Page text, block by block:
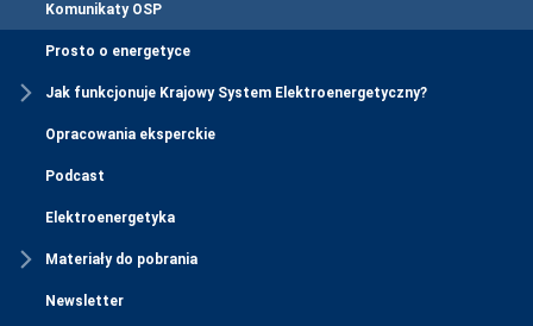
Komunikaty OSP
Prosto o energetyce
Jak funkcjonuje Krajowy System Elektroenergetyczny?
Opracowania eksperckie
Podcast
Elektroenergetyka
Materiały do pobrania
Newsletter